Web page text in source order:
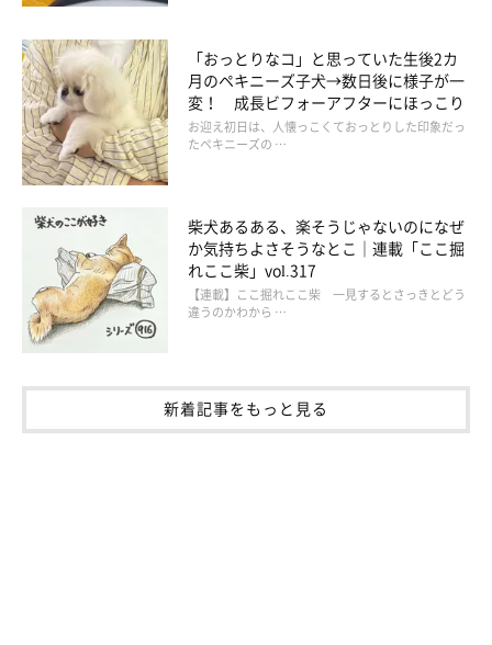
「おっとりなコ」と思っていた生後2カ
月のペキニーズ子犬→数日後に様子が一
変！ 成長ビフォーアフターにほっこり
お迎え初日は、人懐っこくておっとりした印象だっ
たペキニーズの …
柴犬あるある、楽そうじゃないのになぜ
か気持ちよさそうなとこ｜連載「ここ掘
れここ柴」vol.317
【連載】ここ掘れここ柴 一見するとさっきとどう
違うのかわから …
新着記事をもっと見る